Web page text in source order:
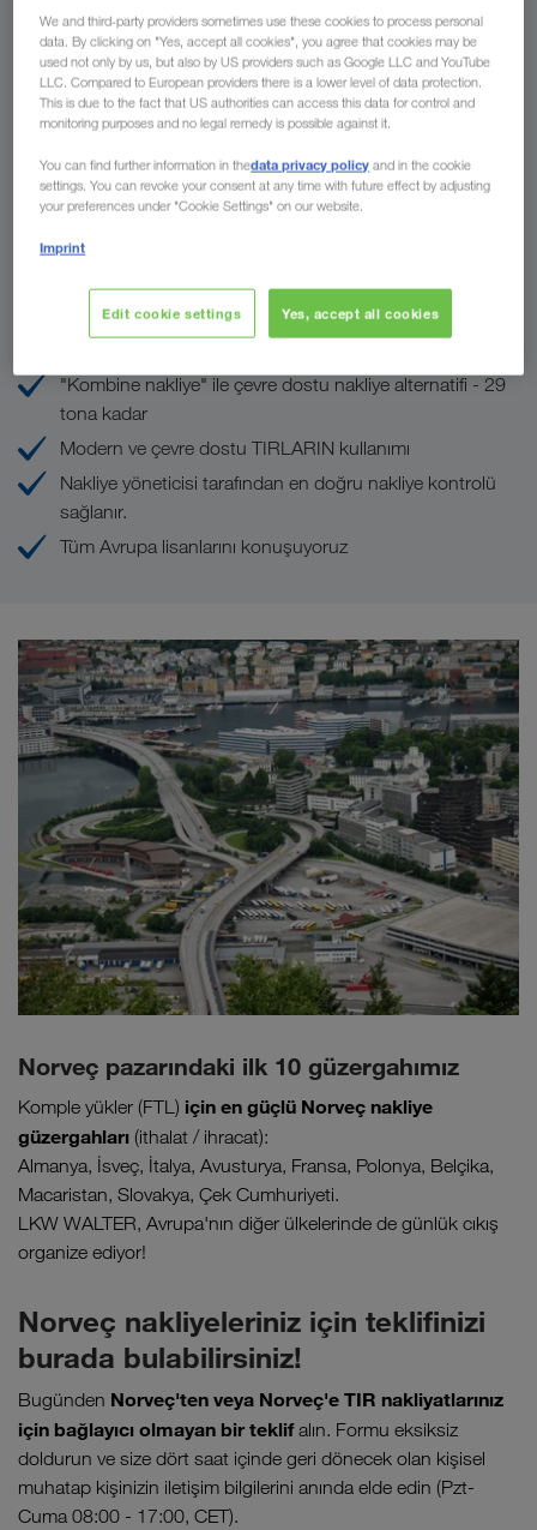
Yük indirme yeri
Ülke
Şimdi talep edin
LKW WALTER'daki avantajlarınız
"Kombine nakliye" ile çevre dostu nakliye alternatifi - 29
tona kadar
Modern ve çevre dostu TIRLARIN kullanımı
Nakliye yöneticisi tarafından en doğru nakliye kontrolü
sağlanır.
Tüm Avrupa lisanlarını konuşuyoruz
Norveç pazarındaki ilk 10 güzergahımız
Komple yükler (FTL) için en güçlü Norveç nakliye
güzergahları (ithalat / ihracat):
Almanya, İsveç, İtalya, Avusturya, Fransa, Polonya, Belçika,
Macaristan, Slovakya, Çek Cumhuriyeti.
LKW WALTER, Avrupa'nın diğer ülkelerinde de günlük cıkış
organize ediyor!
Norveç nakliyeleriniz için teklifinizi
burada bulabilirsiniz!
Bugünden Norveç'ten veya Norveç'e TIR nakliyatlarınız
için bağlayıcı olmayan bir teklifalın. Formu eksiksiz
doldurun ve size dört saat içinde geri dönecek olan kişisel
muhatap kişinizin iletişim bilgilerini anında elde edin (Pzt-
Cuma 08:00 - 17:00, CET).
We and third-party providers sometimes use these cookies to process personal
data. By clicking on "Yes, accept all cookies", you agree that cookies may be
used not only by us, but also by US providers such as Google LLC and YouTube
LLC. Compared to European providers there is a lower level of data protection.
This is due to the fact that US authorities can access this data for control and
monitoring purposes and no legal remedy is possible against it.
You can find further information in thedata privacy policy and in the cookie
settings. You can revoke your consent at any time with future effect by adjusting
your preferences under "Cookie Settings" on our website.
Imprint
Edit cookie settings Yes, accept all cookies